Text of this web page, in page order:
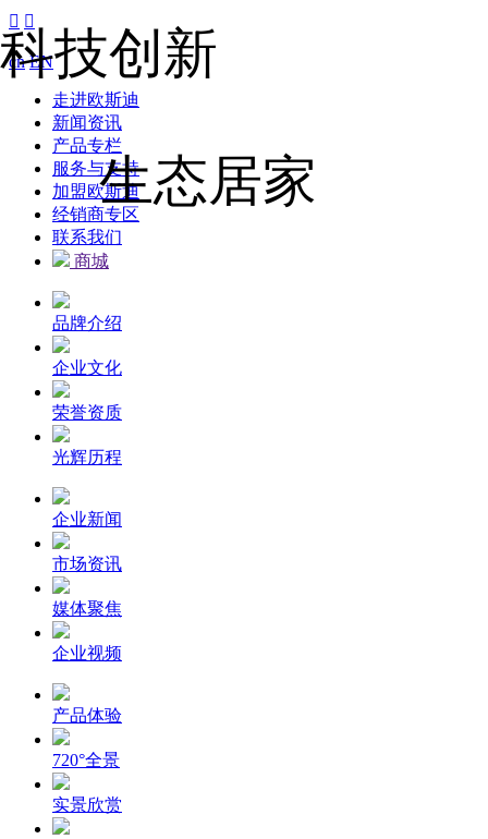
 
cn EN
走进欧斯迪
新闻资讯
产品专栏
服务与支持
加盟欧斯迪
经销商专区
联系我们
商城
品牌介绍
企业文化
荣誉资质
光辉历程
企业新闻
市场资讯
媒体聚焦
企业视频
产品体验
720°全景
实景欣赏
科技创新
生态居家